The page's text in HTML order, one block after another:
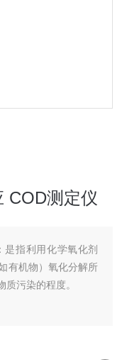
COD测定仪
是指利用化学氧化剂
有机物）氧化分解所
污染的程度。